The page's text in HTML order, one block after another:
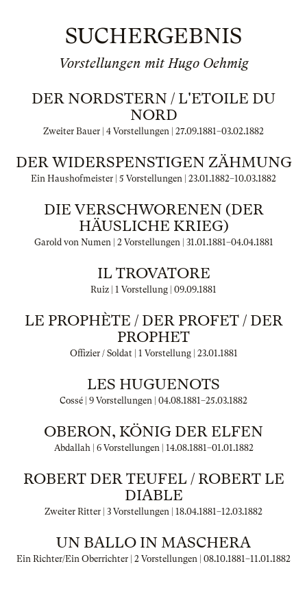
SUCHERGEBNIS
Vorstellungen mit Hugo Oehmig
DER NORDSTERN / L'ETOILE DU
NORD
Zweiter Bauer | 4 Vorstellungen | 27.09.1881–03.02.1882
DER WIDERSPENSTIGEN ZÄHMUNG
Ein Haushofmeister | 5 Vorstellungen | 23.01.1882–10.03.1882
DIE VERSCHWORENEN (DER
HÄUSLICHE KRIEG)
Garold von Numen | 2 Vorstellungen | 31.01.1881–04.04.1881
IL TROVATORE
Ruiz | 1 Vorstellung | 09.09.1881
LE PROPHÈTE / DER PROFET / DER
PROPHET
Offizier / Soldat | 1 Vorstellung | 23.01.1881
LES HUGUENOTS
Cossé | 9 Vorstellungen | 04.08.1881–25.03.1882
OBERON, KÖNIG DER ELFEN
Abdallah | 6 Vorstellungen | 14.08.1881–01.01.1882
ROBERT DER TEUFEL / ROBERT LE
DIABLE
Zweiter Ritter | 3 Vorstellungen | 18.04.1881–12.03.1882
UN BALLO IN MASCHERA
Ein Richter/Ein Oberrichter | 2 Vorstellungen | 08.10.1881–11.01.1882